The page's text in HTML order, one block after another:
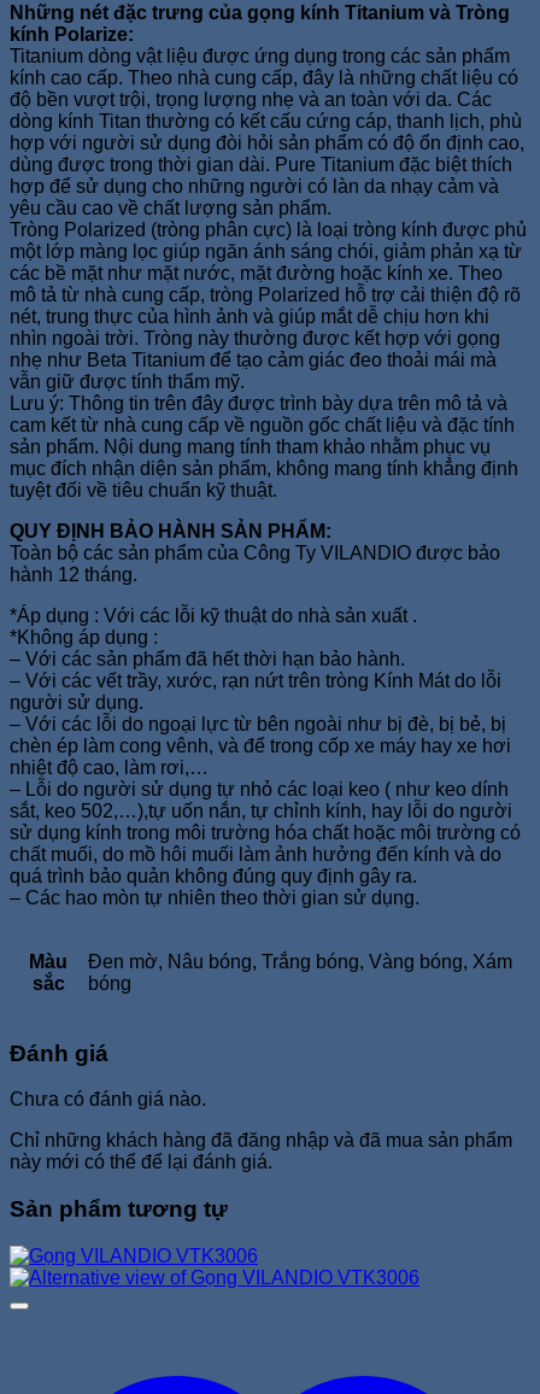
Những nét đặc trưng của gọng kính Titanium và Tròng
kính Polarize:
Titanium dòng vật liệu được ứng dụng trong các sản phẩm
kính cao cấp. Theo nhà cung cấp, đây là những chất liệu có
độ bền vượt trội, trọng lượng nhẹ và an toàn với da. Các
dòng kính Titan thường có kết cấu cứng cáp, thanh lịch, phù
hợp với người sử dụng đòi hỏi sản phẩm có độ ổn định cao,
dùng được trong thời gian dài. Pure Titanium đặc biệt thích
hợp để sử dụng cho những người có làn da nhạy cảm và
yêu cầu cao về chất lượng sản phẩm.
Tròng Polarized (tròng phân cực) là loại tròng kính được phủ
một lớp màng lọc giúp ngăn ánh sáng chói, giảm phản xạ từ
các bề mặt như mặt nước, mặt đường hoặc kính xe. Theo
mô tả từ nhà cung cấp, tròng Polarized hỗ trợ cải thiện độ rõ
nét, trung thực của hình ảnh và giúp mắt dễ chịu hơn khi
nhìn ngoài trời. Tròng này thường được kết hợp với gọng
nhẹ như Beta Titanium để tạo cảm giác đeo thoải mái mà
vẫn giữ được tính thẩm mỹ.
Lưu ý: Thông tin trên đây được trình bày dựa trên mô tả và
cam kết từ nhà cung cấp về nguồn gốc chất liệu và đặc tính
sản phẩm. Nội dung mang tính tham khảo nhằm phục vụ
mục đích nhận diện sản phẩm, không mang tính khẳng định
tuyệt đối về tiêu chuẩn kỹ thuật.
QUY ĐỊNH BẢO HÀNH SẢN PHẨM:
Toàn bộ các sản phẩm của Công Ty VILANDIO được bảo
hành 12 tháng.
*Áp dụng : Với các lỗi kỹ thuật do nhà sản xuất .
*Không áp dụng :
– Với các sản phẩm đã hết thời hạn bảo hành.
– Với các vết trầy, xước, rạn nứt trên tròng Kính Mát do lỗi
người sử dụng.
– Với các lỗi do ngoại lực từ bên ngoài như bị đè, bị bẻ, bị
chèn ép làm cong vênh, và để trong cốp xe máy hay xe hơi
nhiệt độ cao, làm rơi,…
– Lỗi do người sử dụng tự nhỏ các loại keo ( như keo dính
sắt, keo 502,…),tự uốn nắn, tự chỉnh kính, hay lỗi do người
sử dụng kính trong môi trường hóa chất hoặc môi trường có
chất muối, do mồ hôi muối làm ảnh hưởng đến kính và do
quá trình bảo quản không đúng quy định gây ra.
– Các hao mòn tự nhiên theo thời gian sử dụng.
Màu
sắc
Đen mờ, Nâu bóng, Trắng bóng, Vàng bóng, Xám
bóng
Đánh giá
Chưa có đánh giá nào.
Chỉ những khách hàng đã đăng nhập và đã mua sản phẩm
này mới có thể để lại đánh giá.
Sản phẩm tương tự